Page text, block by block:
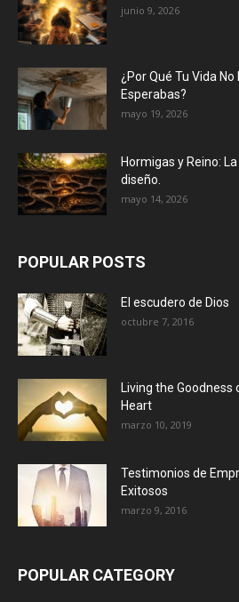
junio 9, 2026
¿Por Qué Tu Vida
Esperabas?
mayo 19, 2026
Hormigas y Reino:
diseño.
mayo 14, 2026
POPULAR POSTS
El escudero de Dios
octubre 7, 2016
Living the
Heart
marzo 10, 2019
Testimonios de
Exitosos
marzo 9, 2016
POPULAR CATEGORY